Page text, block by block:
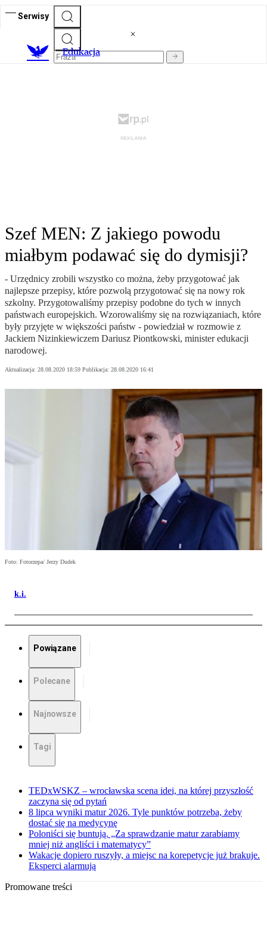
Serwisy
Edukacja
Szef MEN: Z jakiego powodu
miałbym podawać się do dymisji?
- Urzędnicy zrobili wszystko co można, żeby przygotować jak
najlepsze przepisy, które pozwolą przygotować się na nowy rok
szkolny. Przygotowaliśmy przepisy podobne do tych w innych
państwach europejskich. Wzorowaliśmy się na rozwiązaniach, które
były przyjęte w większości państw - powiedział w rozmowie z
Jackiem Nizinkiewiczem Dariusz Piontkowski, minister edukacji
narodowej.
Aktualizacja: 28.08.2020 18:59 Publikacja: 28.08.2020 16:41
Foto: Fotorzepa/ Jerzy Dudek
k.i.
Powiązane
Polecane
Najnowsze
Tagi
TEDxWSKZ – wrocławska scena idei, na której przyszłość
zaczyna się od pytań
8 lipca wyniki matur 2026. Tyle punktów potrzeba, żeby
dostać się na medycynę
Poloniści się buntują. „Za sprawdzanie matur zarabiamy
mniej niż angliści i matematycy”
Wakacje dopiero ruszyły, a miejsc na korepetycje już brakuje.
Eksperci alarmują
Promowane treści